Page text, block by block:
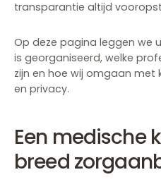
transparantie altijd
Op deze pagina leggen we
is georganiseerd, welke
zijn en hoe wij omgaan met
en privacy.
Een medische
breed